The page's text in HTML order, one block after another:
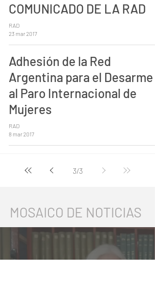
COMUNICADO DE LA RAD
RAD
23 mar 2017
Adhesión de la Red
Argentina para el Desarme
al Paro Internacional de
Mujeres
RAD
8 mar 2017
3/3
MOSAICO DE NOTICIAS